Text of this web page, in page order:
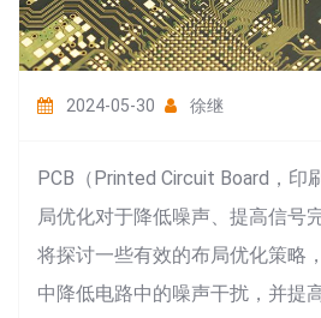
2024-05-30 徐继
PCB（Printed Circuit Board，印
局优化对于降低噪声、提高信号
将探讨一些有效的布局优化策略
中降低电路中的噪声干扰，并提